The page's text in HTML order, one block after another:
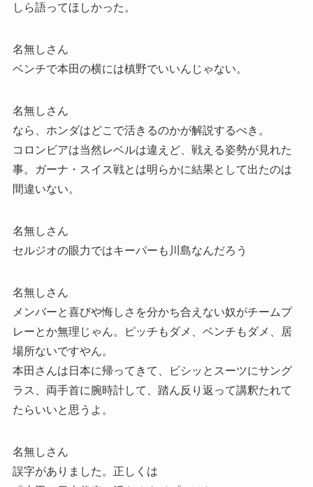
しら語ってほしかった。
名無しさん
ベンチで本田の横には槙野でいいんじゃない。
名無しさん
なら、ホンダはどこで活きるのかが解説するべき。
コロンビアは当然レベルは違えど、戦える姿勢が見れた
事。ガーナ・スイス戦とは明らかに結果として出たのは
間違いない。
名無しさん
セルジオの眼力ではキーパーも川島なんだろう
名無しさん
メンバーと喜びや悔しさを分かち合えない奴がチームプ
レーとか無理じゃん。ピッチもダメ、ベンチもダメ、居
場所ないですやん。
本田さんは日本に帰ってきて、ビシッとスーツにサング
ラス、両手首に腕時計して、踏ん反り返って講釈たれて
たらいいと思うよ。
名無しさん
誤字がありました。正しくは